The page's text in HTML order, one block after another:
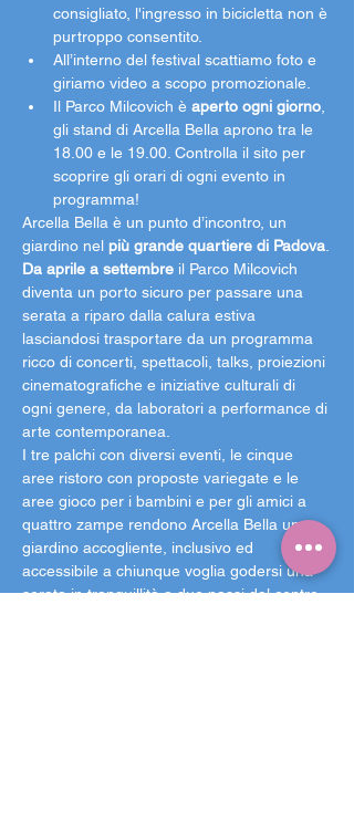
consigliato, l'ingresso in bicicletta non è
purtroppo consentito.
All’interno del festival scattiamo foto e
giriamo video a scopo promozionale.
Il Parco Milcovich è aperto ogni giorno
gli stand di Arcella Bella aprono tra le
18.00 e le 19.00. Controlla il sito per
scoprire gli orari di ogni evento in
programma!
Arcella Bella è un punto d’incontro, un
giardino nel più grande quartiere di Padova
Da aprile a settembre il Parco Milcovich
diventa un porto sicuro per passare una
serata a riparo dalla calura estiva
lasciandosi trasportare da un programma
ricco di concerti, spettacoli, talks, proiezioni
cinematografiche e iniziative culturali di
ogni genere, da laboratori a performance di
arte contemporanea.
I tre palchi con diversi eventi, le cinque
aree ristoro con proposte variegate e le
aree gioco per i bambini e per gli amici a
quattro zampe rendono Arcella Bella un
giardino accogliente, inclusivo ed
accessibile a chiunque voglia godersi una
serata in tranquillità a due passi dal centro.